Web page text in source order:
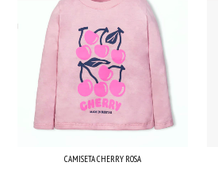
CAMISETA CHERRY ROSA